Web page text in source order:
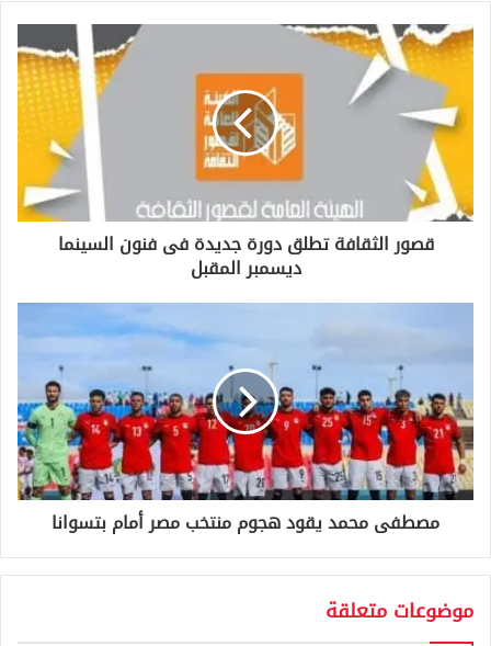
ي
د
ك
ر
قصور الثقافة تطلق دورة جديدة فى فنون السينما
ديسمبر المقبل
مصطفى محمد يقود هجوم منتخب مصر أمام بتسوانا
موضوعات متعلقة